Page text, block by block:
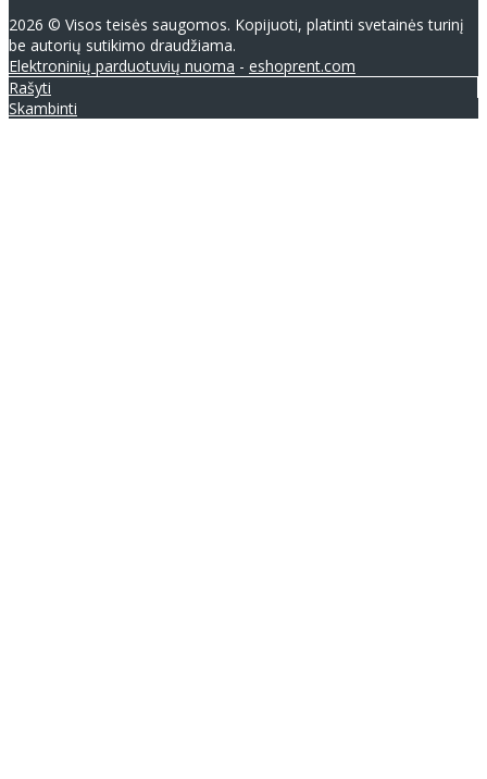
2026 © Visos teisės saugomos. Kopijuoti, platinti svetainės turinį
be autorių sutikimo draudžiama.
Elektroninių parduotuvių nuoma - eshoprent.com
Rašyti
Skambinti